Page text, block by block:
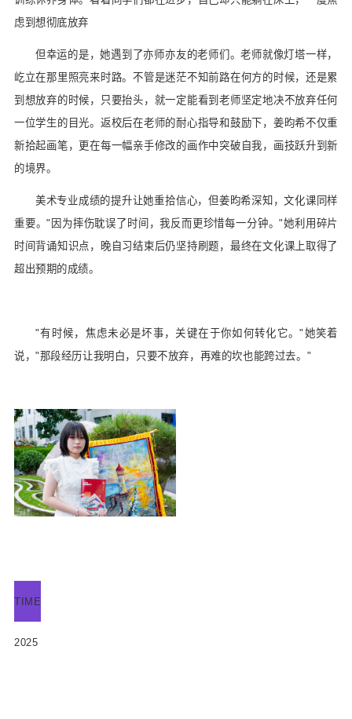
虑到想彻底放弃
但幸运的是，她遇到了亦师亦友的老师们。老师就像灯塔一样，
屹立在那里照亮来时路。不管是迷茫不知前路在何方的时候，还是累
到想放弃的时候，只要抬头，就一定能看到老师坚定地决不放弃任何
一位学生的目光。返校后在老师的耐心指导和鼓励下，姜昀希不仅重
新拾起画笔，更在每一幅亲手修改的画作中突破自我，画技跃升到新
的境界。
美术专业成绩的提升让她重拾信心，但姜昀希深知，文化课同样
重要。"因为摔伤耽误了时间，我反而更珍惜每一分钟。"她利用碎片
时间背诵知识点，晚自习结束后仍坚持刷题，最终在文化课上取得了
超出预期的成绩。
"有时候，焦虑未必是坏事，关键在于你如何转化它。"她笑着
说，"那段经历让我明白，只要不放弃，再难的坎也能跨过去。"
TIME
2025